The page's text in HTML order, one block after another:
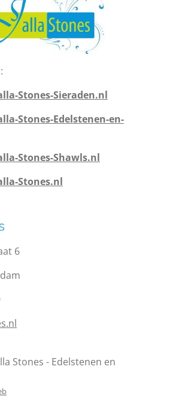
Stones-Sieraden.nl
Stones-Edelstenen-en-
Stones-Shawls.nl
Stones.nl
6
Stones - Edelstenen en